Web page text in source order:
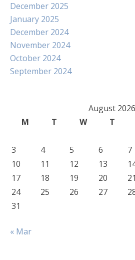
December 2025
January 2025
December 2024
November 2024
October 2024
September 2024
August 2026
M
T W T
3
4 5 6 7
10
11 12 13
17
18 19 20 21
24
25 26 27
31
« Mar